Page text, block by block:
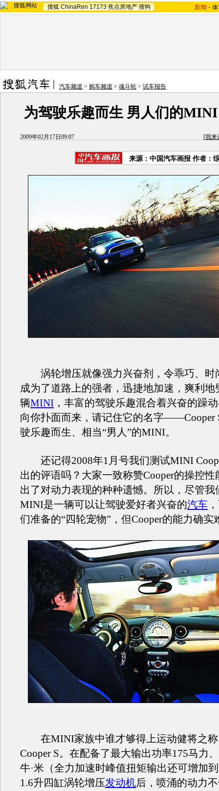
搜狐 ChinaRen 17173 焦点房地产 搜狗 新闻 -
汽车频道 > 购车频道 > 魂斗轮 > 试车报告
为驾驶乐趣而生 男人们的MINI
2009年02月17日09:07 [我来
来源：中国汽车画报 作者：
涡轮增压就像强力兴奋剂，令乖巧、时
成为了道路上的强者，迅捷地加速，爽利地
辆MINI ，丰富的驾驶乐趣混合着兴奋的躁
向你扑面而来，请记住它的名字——Cooper
驶乐趣而生、相当“男人”的MINI。
还记得2008年1月号我们测试MINI
出的评语吗？大家一致称赞Cooper的操控
出了对动力表现的种种遗憾。所以，尽管我
MINI是一辆可以让驾驶爱好者兴奋的汽车
们准备的“四轮宠物”，但Cooper的能力确实
在MINI家族中谁才够得上运动健将之称
Cooper S。在配备了最大输出功率175马力
牛·米（全力加速时峰值扭矩输出还可增加
1.6升四缸涡轮增压发动机后，喷涌的动力